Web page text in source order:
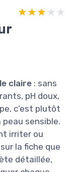
★★★★★
★★★★★
claire : sans
pH doux,
c’est plutôt
sensible.
irriter ou
la fiche que
détaillée,